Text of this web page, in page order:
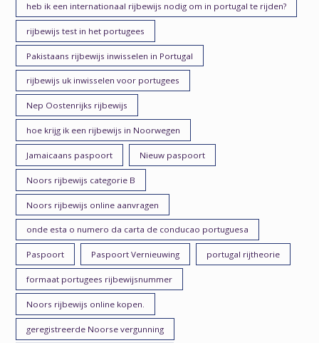
heb ik een internationaal rijbewijs nodig om in portugal te rijden?
rijbewijs test in het portugees
Pakistaans rijbewijs inwisselen in Portugal
rijbewijs uk inwisselen voor portugees
Nep Oostenrijks rijbewijs
hoe krijg ik een rijbewijs in Noorwegen
Jamaicaans paspoort Nieuw paspoort
Noors rijbewijs categorie B
Noors rijbewijs online aanvragen
onde esta o numero da carta de conducao portuguesa
Paspoort Paspoort Vernieuwing portugal rijtheorie
formaat portugees rijbewijsnummer
Noors rijbewijs online kopen.
geregistreerde Noorse vergunning